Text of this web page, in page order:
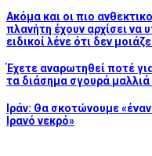
Ακόμα και οι πιο
πλανήτη έχουν αρχίσει να
ειδικοί λένε ότι δεν
Έχετε αναρωτηθεί ποτέ
τα διάσημα σγουρά
Ιράν: Θα σκοτώνουμε
Ιρανό νεκρό»